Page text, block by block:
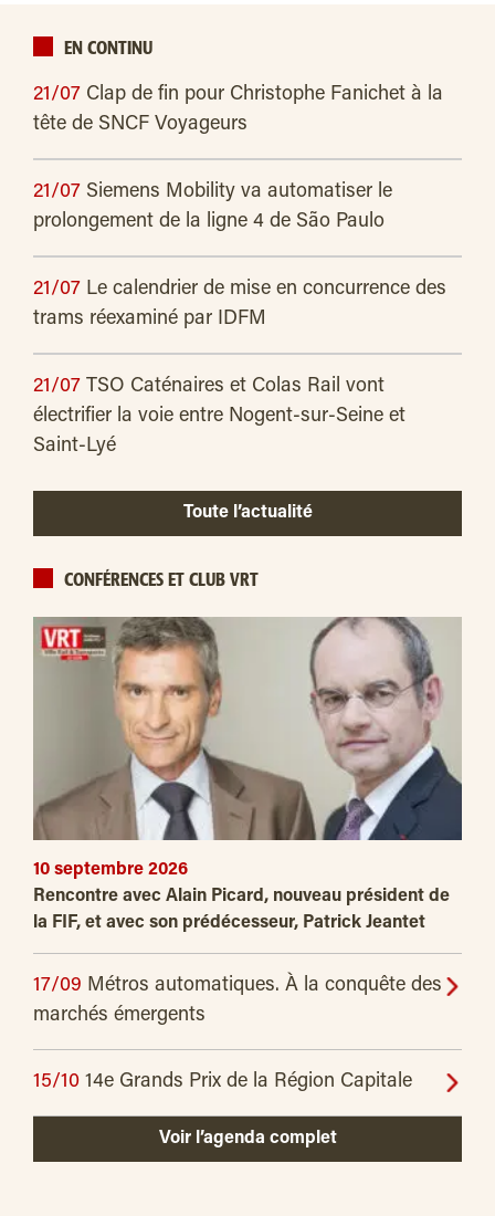
EN CONTINU
21/07 Clap de fin pour Christophe Fanichet à la
tête de SNCF Voyageurs
21/07 Siemens Mobility va automatiser le
prolongement de la ligne 4 de São Paulo
21/07 Le calendrier de mise en concurrence des
trams réexaminé par IDFM
21/07 TSO Caténaires et Colas Rail vont
électrifier la voie entre Nogent-sur-Seine et
Saint-Lyé
Toute l’actualité
CONFÉRENCES ET CLUB VRT
10 septembre 2026
Rencontre avec Alain Picard, nouveau président de
la FIF, et avec son prédécesseur, Patrick Jeantet
17/09 Métros automatiques. À la conquête des
marchés émergents
15/10 14e Grands Prix de la Région Capitale
Voir l’agenda complet